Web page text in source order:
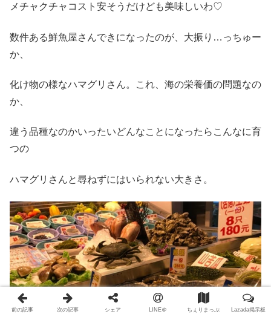
メチャクチャコスト安そうだけども美味しいわ♡
数件ある鮮魚屋さんできになったのが、大振り…っちゅー
か、
化け物の様なハマグリさん。これ、海の栄養価の問題なの
か、
違う品種なのかいったいどんなことになったらこんなに育
つの
ハマグリさんと尋ねずにはいられない大きさ。
前の記事 次の記事 シェア LINE＠ ちぇりまっぷ Lazada掲示板